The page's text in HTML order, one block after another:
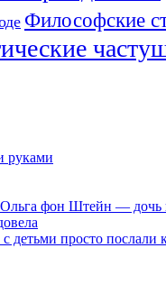
Философские
руками
Ольга фон Штейн — дочь
детьми просто послали